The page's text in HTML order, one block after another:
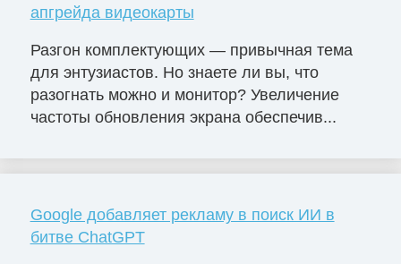
апгрейда видеокарты
Разгон комплектующих — привычная тема
для энтузиастов. Но знаете ли вы, что
разогнать можно и монитор? Увеличение
частоты обновления экрана обеспечив...
Google добавляет рекламу в поиск ИИ в
битве ChatGPT